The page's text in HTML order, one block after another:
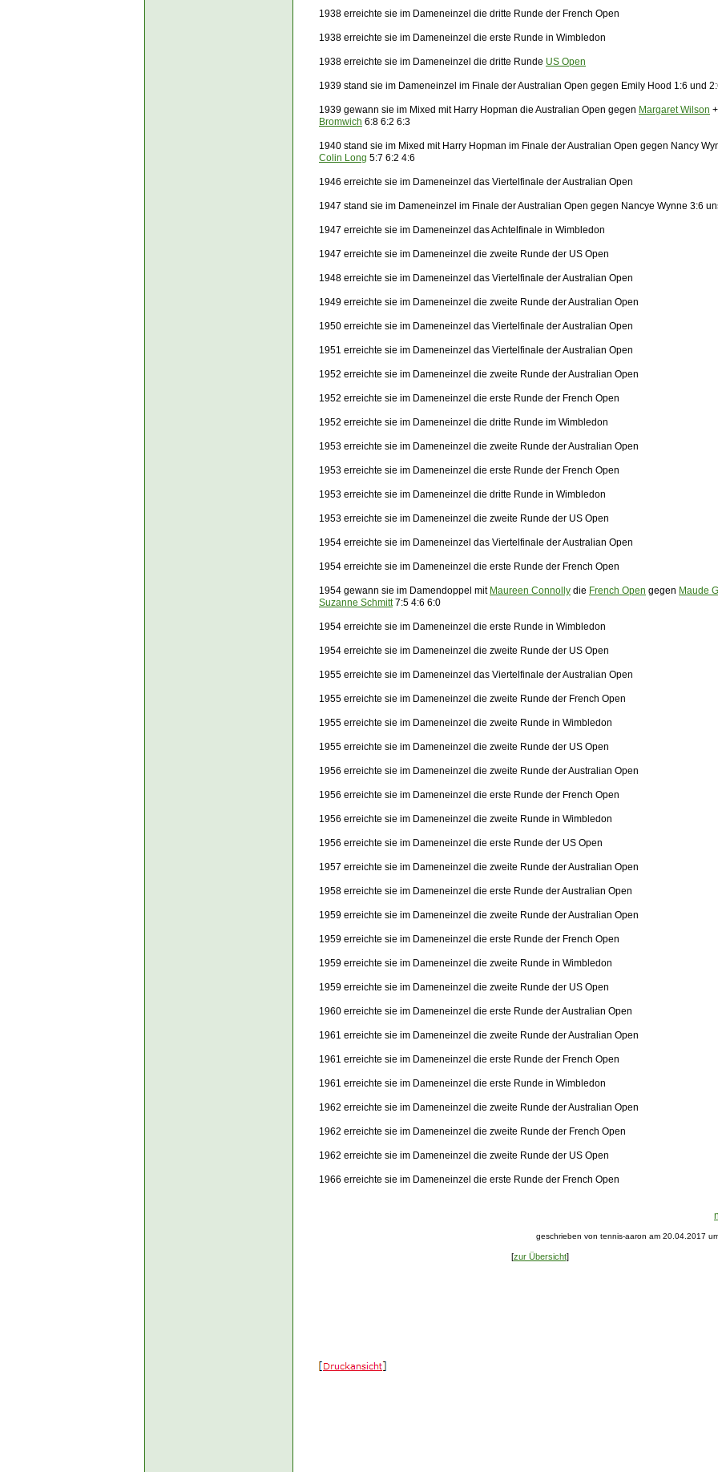
1938 erreichte sie im Dameneinzel die dritte Runde der French Open
1938 erreichte sie im Dameneinzel die erste Runde in Wimbledon
1938 erreichte sie im Dameneinzel die dritte Runde US Open
1939 stand sie im Dameneinzel im Finale der Australian Open gegen Emily Hood 1:6 und
1939 gewann sie im Mixed mit Harry Hopman die Australian Open gegen Margaret Wilson +
Bromwich 6:8 6:2 6:3
1940 stand sie im Mixed mit Harry Hopman im Finale der Australian Open gegen Nancy
Colin Long 5:7 6:2 4:6
1946 erreichte sie im Dameneinzel das Viertelfinale der Australian Open
1947 stand sie im Dameneinzel im Finale der Australian Open gegen Nancye Wynne 3:6
1947 erreichte sie im Dameneinzel das Achtelfinale in Wimbledon
1947 erreichte sie im Dameneinzel die zweite Runde der US Open
1948 erreichte sie im Dameneinzel das Viertelfinale der Australian Open
1949 erreichte sie im Dameneinzel die zweite Runde der Australian Open
1950 erreichte sie im Dameneinzel das Viertelfinale der Australian Open
1951 erreichte sie im Dameneinzel das Viertelfinale der Australian Open
1952 erreichte sie im Dameneinzel die zweite Runde der Australian Open
1952 erreichte sie im Dameneinzel die erste Runde der French Open
1952 erreichte sie im Dameneinzel die dritte Runde im Wimbledon
1953 erreichte sie im Dameneinzel die zweite Runde der Australian Open
1953 erreichte sie im Dameneinzel die erste Runde der French Open
1953 erreichte sie im Dameneinzel die dritte Runde in Wimbledon
1953 erreichte sie im Dameneinzel die zweite Runde der US Open
1954 erreichte sie im Dameneinzel das Viertelfinale der Australian Open
1954 erreichte sie im Dameneinzel die erste Runde der French Open
1954 gewann sie im Damendoppel mit Maureen Connolly die French Open gegen Maude
Suzanne Schmitt7:5 4:6 6:0
1954 erreichte sie im Dameneinzel die erste Runde in Wimbledon
1954 erreichte sie im Dameneinzel die zweite Runde der US Open
1955 erreichte sie im Dameneinzel das Viertelfinale der Australian Open
1955 erreichte sie im Dameneinzel die zweite Runde der French Open
1955 erreichte sie im Dameneinzel die zweite Runde in Wimbledon
1955 erreichte sie im Dameneinzel die zweite Runde der US Open
1956 erreichte sie im Dameneinzel die zweite Runde der Australian Open
1956 erreichte sie im Dameneinzel die erste Runde der French Open
1956 erreichte sie im Dameneinzel die zweite Runde in Wimbledon
1956 erreichte sie im Dameneinzel die erste Runde der US Open
1957 erreichte sie im Dameneinzel die zweite Runde der Australian Open
1958 erreichte sie im Dameneinzel die erste Runde der Australian Open
1959 erreichte sie im Dameneinzel die zweite Runde der Australian Open
1959 erreichte sie im Dameneinzel die erste Runde der French Open
1959 erreichte sie im Dameneinzel die zweite Runde in Wimbledon
1959 erreichte sie im Dameneinzel die zweite Runde der US Open
1960 erreichte sie im Dameneinzel die erste Runde der Australian Open
1961 erreichte sie im Dameneinzel die zweite Runde der Australian Open
1961 erreichte sie im Dameneinzel die erste Runde der French Open
1961 erreichte sie im Dameneinzel die erste Runde in Wimbledon
1962 erreichte sie im Dameneinzel die zweite Runde der Australian Open
1962 erreichte sie im Dameneinzel die zweite Runde der French Open
1962 erreichte sie im Dameneinzel die zweite Runde der US Open
1966 erreichte sie im Dameneinzel die erste Runde der French Open
geschrieben von tennis-aaron am 20.04.2017
[zur Übersicht]